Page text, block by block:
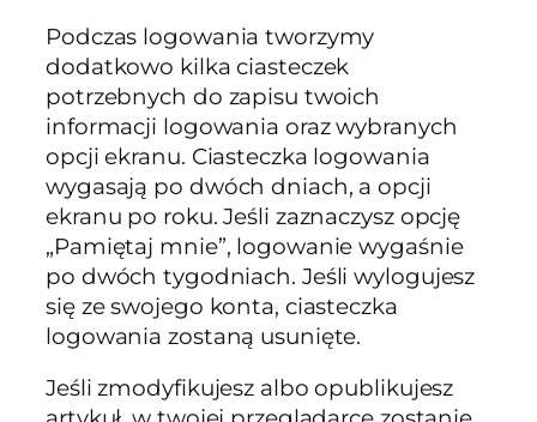
Podczas logowania tworzymy
dodatkowo kilka ciasteczek
potrzebnych do zapisu twoich
informacji logowania oraz wybranych
opcji ekranu. Ciasteczka logowania
wygasają po dwóch dniach, a opcji
ekranu po roku. Jeśli zaznaczysz opcję
„Pamiętaj mnie”, logowanie wygaśnie
po dwóch tygodniach. Jeśli wylogujesz
się ze swojego konta, ciasteczka
logowania zostaną usunięte.
Jeśli zmodyfikujesz albo opublikujesz